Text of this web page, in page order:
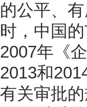
的公平、
时，中国
2007年《
2013和
有关审批